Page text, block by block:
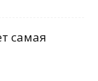
самая